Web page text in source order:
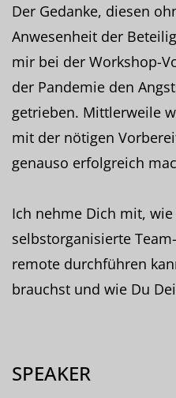
Der Gedanke, diesen
Anwesenheit der
mir bei der Workshop-
der Pandemie den
getrieben. Mittlerweile
mit der nötigen
genauso erfolgreich
Ich nehme Dich mit,
selbstorganisierte
remote durchführen
brauchst und wie Du
SPEAKER